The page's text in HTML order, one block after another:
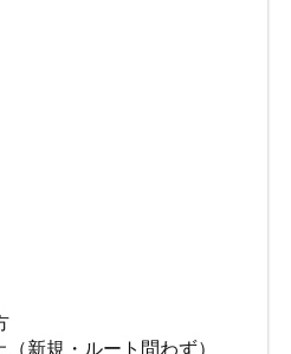
新規・ルート問わず）